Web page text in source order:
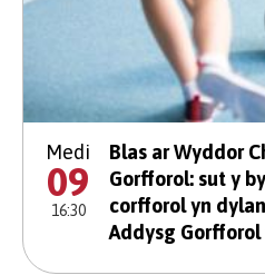
Medi
09
16:30
Blas ar Wyddor
Gorfforol: sut y
corfforol yn
Addysg Gorfforol